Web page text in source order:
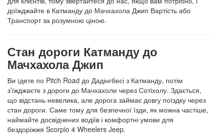
доїжджайте в Катманду до Мачхахола Джип Вартість або
Транспорт за розумною ціною.
Стан дороги Катманду до
Мачхахола Джип
Ви їдете по Pitch Road до Дадінгбесі з Катманду, потім
з’їжджаєте з дороги до Мачхахоли через Сотіхолу. Здається,
що відстань невелика, але дорога займає довгу поїздку через
стан дороги. Саме тому для безпечної їзди, як можна частіше,
наймайте досвідчених водіїв і комфортні умови для
бездоріжжя Scorpio 4 Wheelers Jeep.